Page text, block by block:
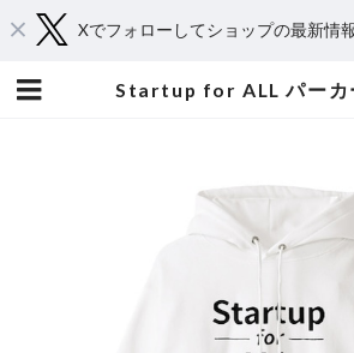
Xでフォローしてショップの最新情